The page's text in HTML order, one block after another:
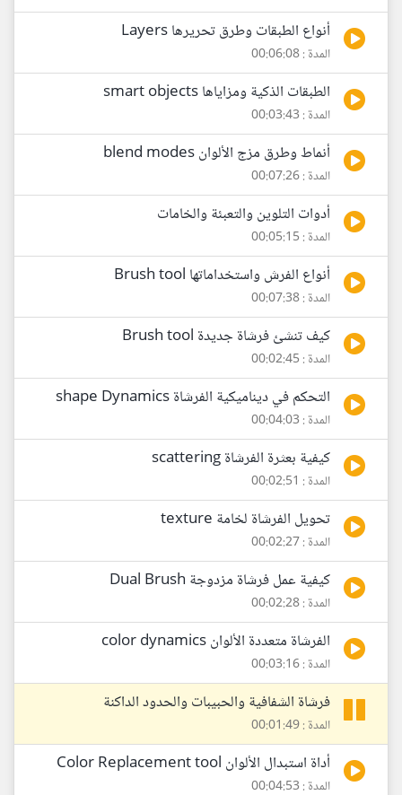
أنواع الطبقات وطرق تحريرها Layers
المدة : 00:06:08
الطبقات الذكية ومزاياها smart objects
المدة : 00:03:43
أنماط وطرق مزج الألوان blend modes
المدة : 00:07:26
أدوات التلوين والتعبئة والخامات
المدة : 00:05:15
أنواع الفرش واستخداماتها Brush tool
المدة : 00:07:38
كيف تنشئ فرشاة جديدة Brush tool
المدة : 00:02:45
التحكم في ديناميكية الفرشاة shape Dynamics
المدة : 00:04:03
كيفية بعثرة الفرشاة scattering
المدة : 00:02:51
تحويل الفرشاة لخامة texture
المدة : 00:02:27
كيفية عمل فرشاة مزدوجة Dual Brush
المدة : 00:02:28
الفرشاة متعددة الألوان color dynamics
المدة : 00:03:16
فرشاة الشفافية والحبيبات والحدود الداكنة
المدة : 00:01:49
أداة استبدال الألوان Color Replacement tool
المدة : 00:04:53